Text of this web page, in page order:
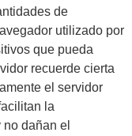
de
utilizado por
que pueda
recuerde cierta
el servidor
la
dañan el